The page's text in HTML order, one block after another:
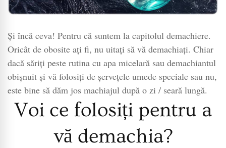
Și încă ceva! Pentru că suntem la capitolul demachiere.
Oricât de obosite ați fi, nu uitați să vă demachiați. Chiar
dacă săriți peste rutina cu apa micelară sau demachiantul
obișnuit și vă folosiți de șervețele umede speciale sau nu,
este bine să dăm jos machiajul după o zi / seară lungă.
Voi ce folosiți pentru a
vă demachia?